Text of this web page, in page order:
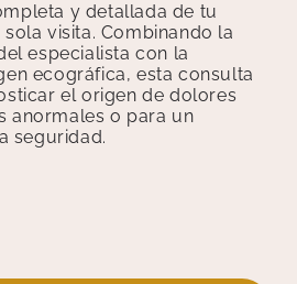
y detallada de tu
visita. Combinando la
especialista con la
ecográfica, esta consulta
el origen de dolores
anormales o para un
seguridad.